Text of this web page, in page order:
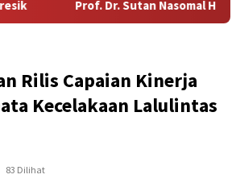
Prof. Dr. Sutan Nasomal Harapkan
Rilis Capaian Kinerja
Kecelakaan Lalulintas
83 Dilihat